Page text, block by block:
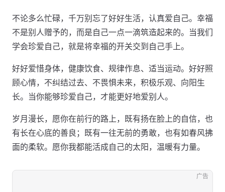
不论多么忙碌，千万别忘了好好生活，认真爱自己。幸福
不是别人赠予的，而是自己一点一滴筑造起来的。当我们
学会珍爱自己，就是将幸福的开关交到自己手上。
好好爱惜身体，健康饮食、规律作息、适当运动。好好照
顾心情，不纠结过去、不畏惧未来，积极乐观、向阳生
长。当你能够珍爱自己，才能更好地爱别人。
岁月漫长，愿你在前行的路上，既有扬在脸上的自信，也
有长在心底的善良；既有一往无前的勇敢，也有如春风拂
面的柔软。愿你我都能活成自己的太阳，温暖有力量。
广告